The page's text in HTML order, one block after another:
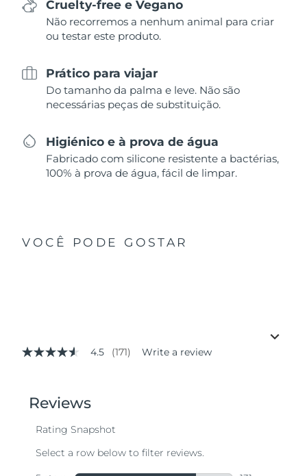
Cruelty-free e Vegano
Não recorremos a nenhum animal para criar
ou testar este produto.
Prático para viajar
Do tamanho da palma e leve. Não são
necessárias peças de substituição.
Higiénico e à prova de água
Fabricado com silicone resistente a bactérias,
100% à prova de água, fácil de limpar.
VOCÊ PODE GOSTAR
4.5
stars,
average
value.
171
4.5 (171) Write a review